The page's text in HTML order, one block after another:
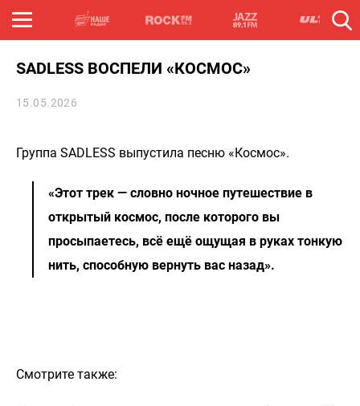
SADLESS ВОСПЕЛИ «КОСМОС»
15.05.2026
Группа SADLESS выпустила песню «Космос».
«Этот трек — словно ночное путешествие в
открытый космос, после которого вы
просыпаетесь, всё ещё ощущая в руках тонкую
нить, способную вернуть вас назад».
Смотрите также: